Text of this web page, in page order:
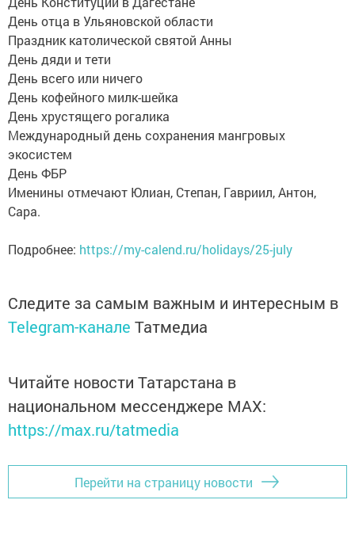
День отца в Ульяновской области
Праздник католической святой Анны
День дяди и тети
День всего или ничего
День кофейного милк-шейка
День хрустящего рогалика
Международный день сохранения мангровых
экосистем
День ФБР
Именины отмечают Юлиан, Степан, Гавриил, Антон,
Сара.
Подробнее: https://my-calend.ru/holidays/25-july
Следите за самым важным и интересным в
Telegram-канале Татмедиа
Читайте новости Татарстана в
национальном мессенджере MАХ:
https://max.ru/tatmedia
Перейти на страницу новости